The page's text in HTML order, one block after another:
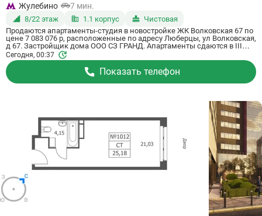
Жулебино
7 мин.
8/22 этаж 1.1 корпус
Чистовая
Продаются апартаменты-студия в новостройке ЖК Волковская 67 по
цене 7 083 076 р, расположенные по адресу Люберцы, ул Волковская,
д 67. Застройщик дома ООО СЗ ГРАНД. Апартаменты сдаются в III
квартале 2027 года с чистовой отделкой, в 20 минутах на машине от
метро Некрасовка. Общая площадь апартаментов - 29.32 м². Этаж 8
из 21. ID апартаментов на СтройкиРУ 725154, сообщите его когда
будете звонить.
Сегодня, 00:37
Показать телефон